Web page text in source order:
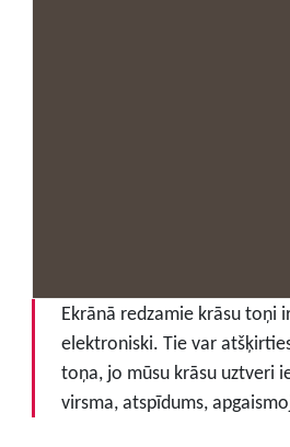
Ekrānā redzamie krāsu toņi
elektroniski. Tie var
toņa, jo mūsu krāsu uztveri
virsma, atspīdums,